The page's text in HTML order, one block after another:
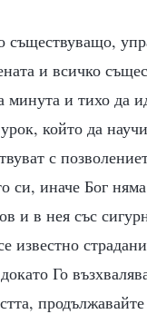
и всичко
минута и тихо да
който да
с
си, иначе Бог
и в нея със
известно
Го